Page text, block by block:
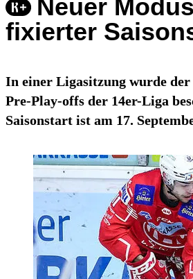
Neuer
fixierter
In einer Ligasitzung wurde
Pre-Play-offs der 14er-Liga
Saisonstart ist am 17.